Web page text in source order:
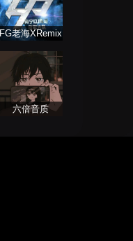
FG老海XRemix
六倍音质